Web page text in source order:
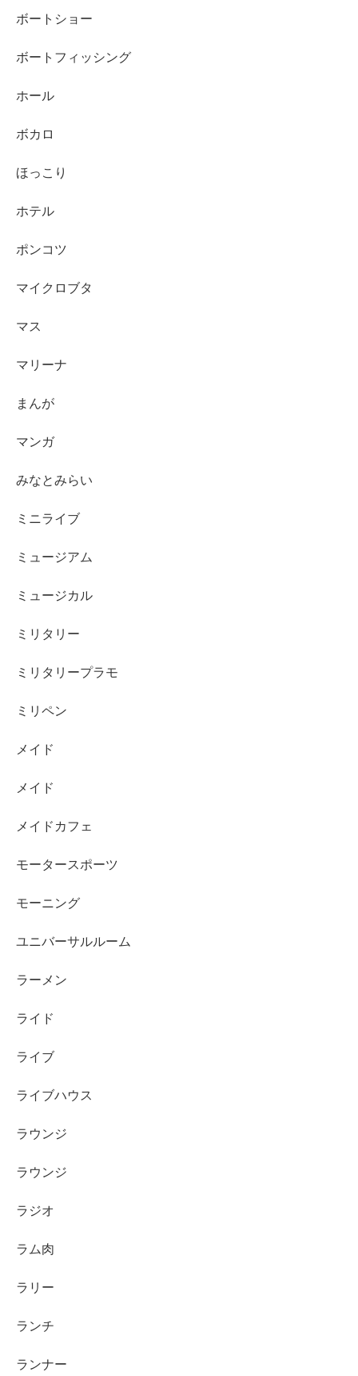
ボートショー
ボートフィッシング
ホール
ボカロ
ほっこり
ホテル
ポンコツ
マイクロブタ
マス
マリーナ
まんが
マンガ
みなとみらい
ミニライブ
ミュージアム
ミュージカル
ミリタリー
ミリタリープラモ
ミリペン
メイド
メイド
メイドカフェ
モータースポーツ
モーニング
ユニバーサルルーム
ラーメン
ライド
ライブ
ライブハウス
ラウンジ
ラウンジ
ラジオ
ラム肉
ラリー
ランチ
ランナー